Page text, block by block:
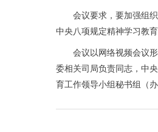
会议要求，要加强组织
中央八项规定精神学习教
会议以网络视频会议形
委相关司局负责同志，中
育工作领导小组秘书组（